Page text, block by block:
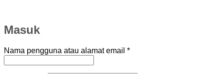
Masuk
Nama pengguna atau alamat email *Wajib